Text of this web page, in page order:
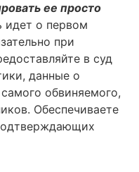
ее просто
идет о первом
при
в суд
данные о
обвиняемого,
Обеспечиваете